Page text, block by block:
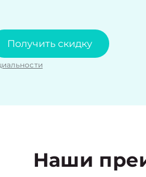
Получить скидку
Наши